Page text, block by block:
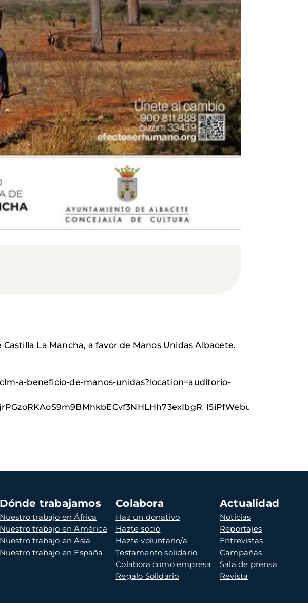
La Mancha, a favor de Manos Unidas Albacete.
a-beneficio-de-manos-unidas?location=auditorio-
Dónde trabajamos
Nuestro trabajo en África
Nuestro trabajo en América
Nuestro trabajo en Asia
Nuestro trabajo en España
Colabora
Haz un donativo
Hazte socio
Hazte voluntario/a
Testamento solidario
Colabora como empresa
Regalo Solidario
Actualidad
Noticias
Reportajes
Entrevistas
Campañas
Sala de prensa
Revista